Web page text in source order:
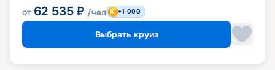
от 62 535 ₽ /чел +1 000
Выбрать круиз